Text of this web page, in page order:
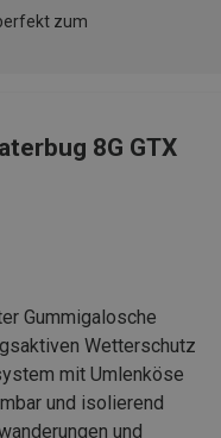
zum
8G GTX
Gummigalosche
Wetterschutz
mit Umlenköse
und isolierend
und